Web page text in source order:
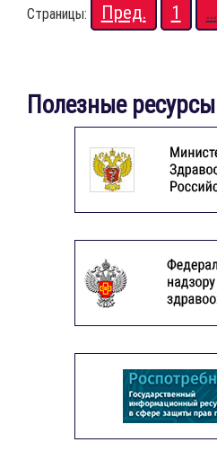
Страницы: Пред. 1 ...
Полезные ресурсы